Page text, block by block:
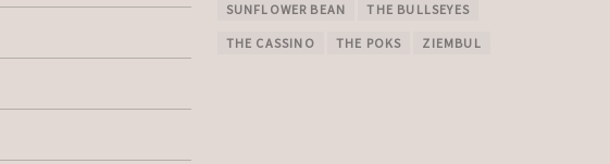
SUNFLOWER BEAN THE BULLSEYES
THE CASSINO THE POKS ZIEMBUL